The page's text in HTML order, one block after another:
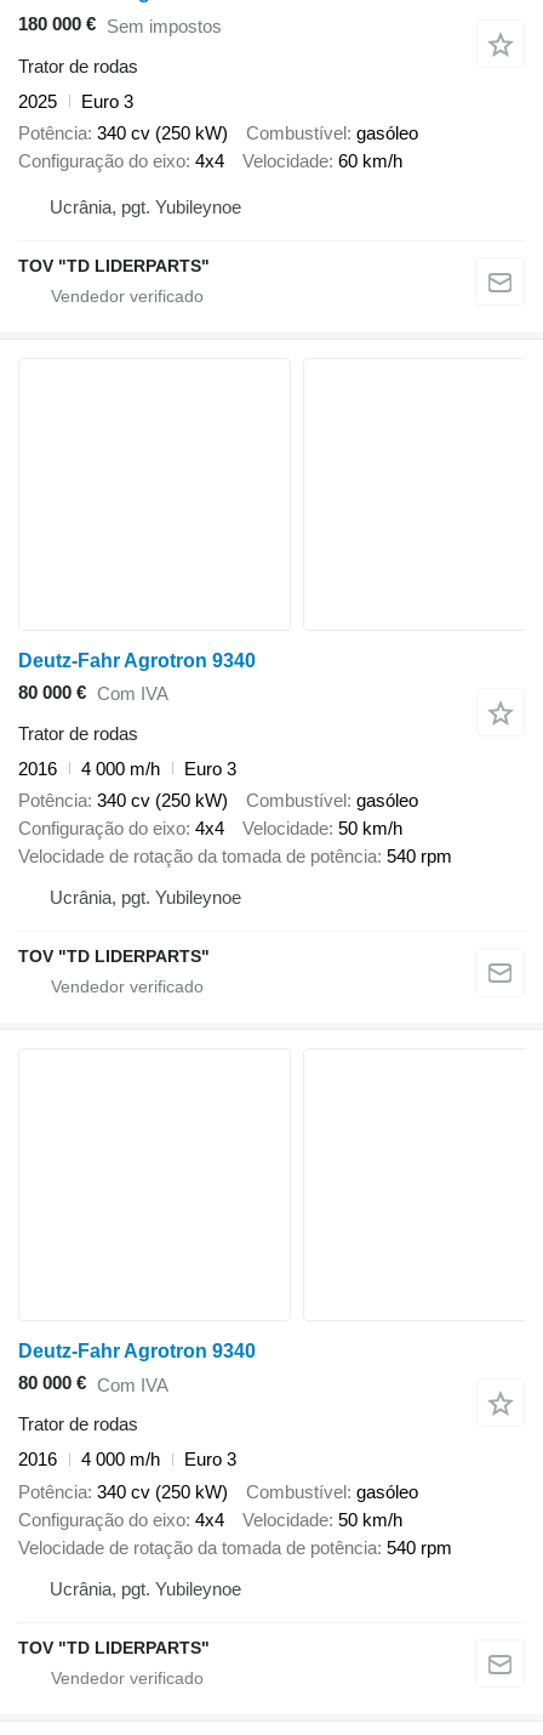
180 000 € Sem impostos
Trator de rodas
2025
Euro 3
Potência 340 cv (250 kW) Combustível gasóleo
Configuração do eixo 4x4 Velocidade 60 km/h
Ucrânia, pgt. Yubileynoe
TOV "TD LIDERPARTS"
Deutz-Fahr Agrotron 9340
80 000 € Com IVA
Trator de rodas
2016
4 000 m/h
Euro 3
Potência 340 cv (250 kW) Combustível gasóleo
Configuração do eixo 4x4 Velocidade 50 km/h
Velocidade de rotação da tomada de potência 540 rpm
Ucrânia, pgt. Yubileynoe
TOV "TD LIDERPARTS"
Deutz-Fahr Agrotron 9340
80 000 € Com IVA
Trator de rodas
2016
4 000 m/h
Euro 3
Potência 340 cv (250 kW) Combustível gasóleo
Configuração do eixo 4x4 Velocidade 50 km/h
Velocidade de rotação da tomada de potência 540 rpm
Ucrânia, pgt. Yubileynoe
TOV "TD LIDERPARTS"